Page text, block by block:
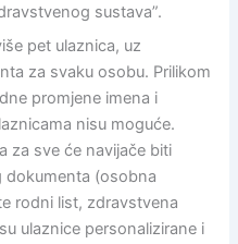
sustava”.
pet ulaznica, uz
za svaku osobu. Prilikom
promjene imena i
nisu moguće.
za sve će navijače biti
dokumenta (osobna
rodni list, zdravstvena
ulaznice personalizirane i